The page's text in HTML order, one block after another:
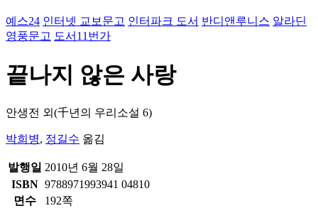
예스24 인터넷 교보문고 인터파크 도서 반디앤루니스 알라딘
영풍문고 도서11번가
끝나지 않은 사랑
안생전 외(千년의 우리소설 6)
박희병, 정길수 옮김
발행일 2010년 6월 28일
ISBN 9788971993941 04810
면수
192쪽